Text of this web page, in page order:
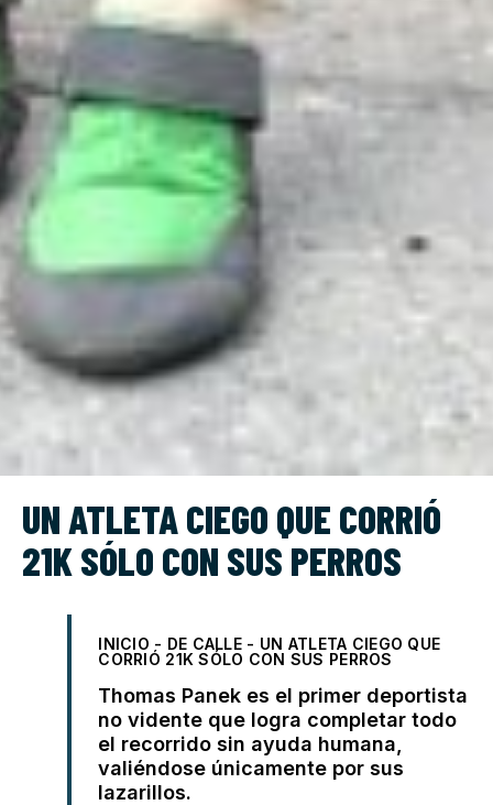
UN ATLETA CIEGO QUE CORRIÓ
21K SÓLO CON SUS PERROS
INICIO - DE CALLE - UN ATLETA CIEGO QUE
CORRIÓ 21K SÓLO CON SUS PERROS
Thomas Panek es el primer deportista
no vidente que logra completar todo
el recorrido sin ayuda humana,
valiéndose únicamente por sus
lazarillos.